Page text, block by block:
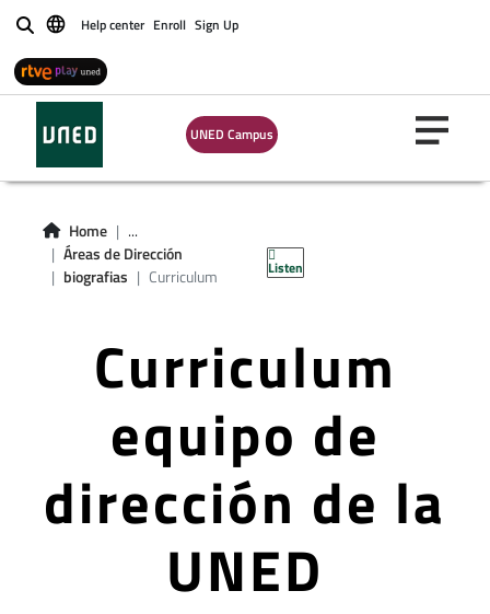
BuscarHelp center Enroll Sign Up
UNED Campus
Home
...
Áreas de Dirección
biografias
Curriculum Listen
Curriculum
equipo de
dirección de la
UNED